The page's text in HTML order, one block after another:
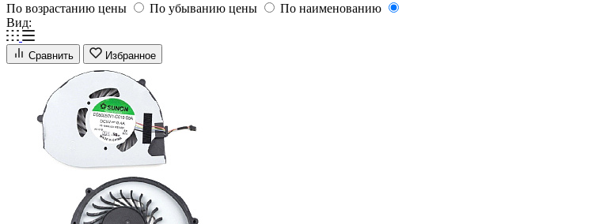
По возрастанию цены
По убыванию цены
По наименованию
Вид:
Сравнить Избранное